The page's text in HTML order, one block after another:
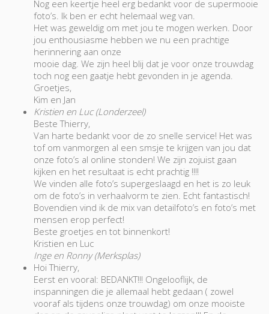
Nog een keertje heel erg bedankt voor de supermooie
foto’s. Ik ben er echt helemaal weg van.
Het was geweldig om met jou te mogen werken. Door
jou enthousiasme hebben we nu een prachtige
herinnering aan onze
mooie dag. We zijn heel blij dat je voor onze trouwdag
toch nog een gaatje hebt gevonden in je agenda.
Groetjes,
Kim en Jan
Kristien en Luc (Londerzeel)
Beste Thierry,
Van harte bedankt voor de zo snelle service! Het was
tof om vanmorgen al een smsje te krijgen van jou dat
onze foto’s al online stonden! We zijn zojuist gaan
kijken en het resultaat is echt prachtig !!!!
We vinden alle foto’s supergeslaagd en het is zo leuk
om de foto’s in verhaalvorm te zien. Echt fantastisch!
Bovendien vind ik de mix van detailfoto’s en foto’s met
mensen erop perfect!
Beste groetjes en tot binnenkort!
Kristien en Luc
Inge en Ronny (Merksplas)
Hoi Thierry,
Eerst en vooral: BEDANKT!!! Ongelooflijk, de
inspanningen die je allemaal hebt gedaan ( zowel
vooraf als tijdens onze trouwdag) om onze mooiste